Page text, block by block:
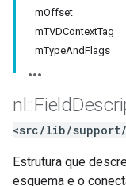
mOffset
mTVDContextTag
mTypeAndFlags
nl ::Field
<src/lib/
Estrutura que
esquema e o